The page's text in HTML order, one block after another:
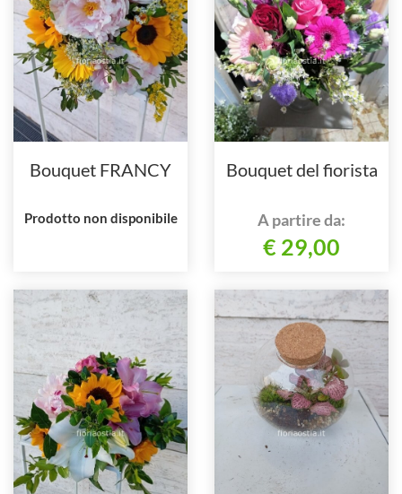
Bouquet FRANCY
Prodotto non disponibile
Bouquet del fiorista
A partire da:
€ 29,00